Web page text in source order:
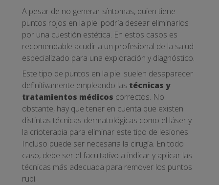
A pesar de no generar síntomas, quien tiene
puntos rojos en la piel podría desear eliminarlos
por una cuestión estética. En estos casos es
recomendable acudir a un profesional de la salud
especializado para una exploración y diagnóstico.
Este tipo de puntos en la piel suelen desaparecer
definitivamente empleando las técnicas y
tratamientos médicos correctos. No
obstante, hay que tener en cuenta que existen
distintas técnicas dermatológicas como el láser y
la crioterapia para eliminar este tipo de lesiones.
Incluso puede ser necesaria la cirugía. En todo
caso, debe ser el facultativo a indicar y aplicar las
técnicas más adecuada para remover los puntos
rubí.